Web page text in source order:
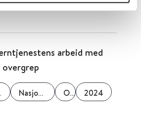
arbeid med
(NTNU) Nasjonalt kunnskapssenter om vold og traumatisk stress (NKVTS) OsloMet 2024